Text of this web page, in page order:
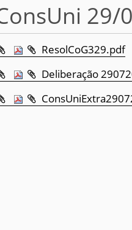
29/
ResolCoG329.pdf
Deliberação